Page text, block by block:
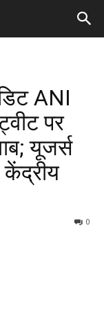
ANI
पर
यूजर्स
0